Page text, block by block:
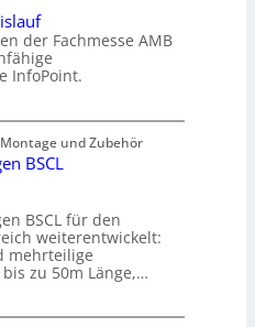
der Fachmesse AMB
InfoPoint.
und Zubehör
BSCL
BSCL für den
weiterentwickelt:
mehrteilige
zu 50m Länge,…